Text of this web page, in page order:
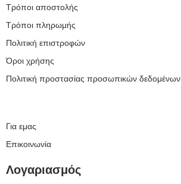
Τρόποι αποστολής
Τρόποι πληρωμής
Πολιτική επιστροφών
Όροι χρήσης
Πολιτική προστασίας προσωπικών δεδομένων
Για εμας
Επικοινωνία
Λογαριασμός